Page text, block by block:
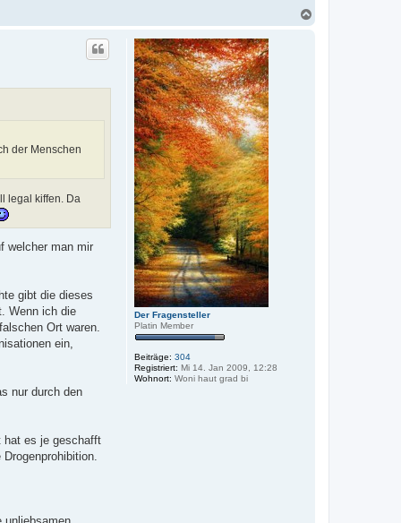
Der Fragensteller
Platin Member
Beiträge: 304
Registriert: Mi 14. Jan 2009, 12:28
Wohnort: Woni haut grad bi
der Menschen
legal kiffen. Da
welcher man mir
gibt die dieses
Wenn ich die
Ort waren.
ein,
nur durch den
hat es je geschafft